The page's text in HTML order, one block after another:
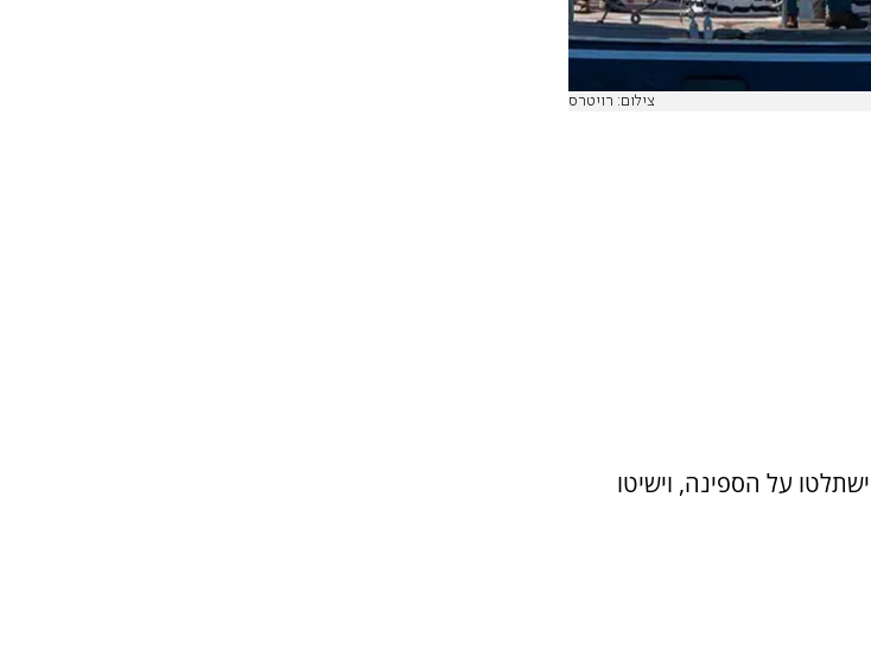
צילום: רויטרס
את זה, ישחררו אותם לדרכם. במידה ולא יעשו זאת - לוחמי שייטת 13 ישתלטו על הספינה, וישיטו